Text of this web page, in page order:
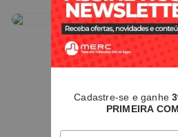
IMAGENS MERAMENTE ILUSTRATIVAS
Cadastre-se e ganhe
PRIMEIRA